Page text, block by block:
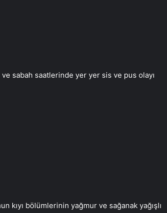
sabah saatlerinde yer yer sis ve pus olayı
kıyı bölümlerinin yağmur ve sağanak yağışlı